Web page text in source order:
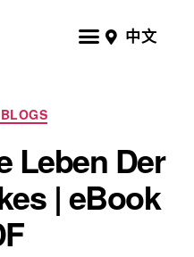
中文
Leben Der
| eBook